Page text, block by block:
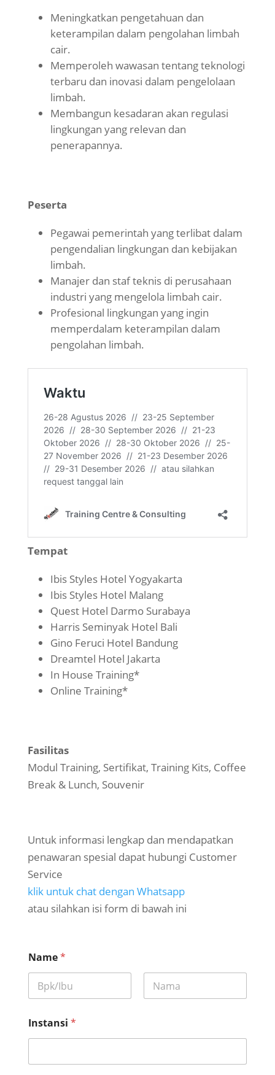
Meningkatkan pengetahuan dan
keterampilan dalam pengolahan limbah
cair.
Memperoleh wawasan tentang teknologi
terbaru dan inovasi dalam pengelolaan
limbah.
Membangun kesadaran akan regulasi
lingkungan yang relevan dan
penerapannya.
Peserta
Pegawai pemerintah yang terlibat dalam
pengendalian lingkungan dan kebijakan
limbah.
Manajer dan staf teknis di perusahaan
industri yang mengelola limbah cair.
Profesional lingkungan yang ingin
memperdalam keterampilan dalam
pengolahan limbah.
Tempat
Ibis Styles Hotel Yogyakarta
Ibis Styles Hotel Malang
Quest Hotel Darmo Surabaya
Harris Seminyak Hotel Bali
Gino Feruci Hotel Bandung
Dreamtel Hotel Jakarta
In House Training*
Online Training*
Fasilitas
Modul Training, Sertifikat, Training Kits, Coffee
Break & Lunch, Souvenir
Untuk informasi lengkap dan mendapatkan
penawaran spesial dapat hubungi Customer
Service
klik untuk chat dengan Whatsapp
atau silahkan isi form di bawah ini
Name*
u
m
a
Instansi *